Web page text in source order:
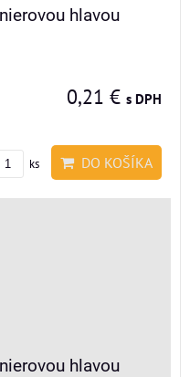
hlavou
0,21 € s DPH
ks DO KOŠÍKA
hlavou